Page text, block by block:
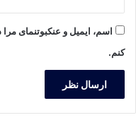
اسم، ایمیل و عنکبوتنمای مرا
کنم.